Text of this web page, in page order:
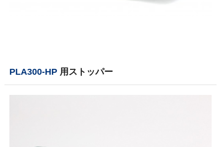
PLA300-HP用ストッパー